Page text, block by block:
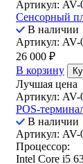
Артикул: AV-
Сенсорный
В наличии
Артикул: AV-
26 000 ₽
В корзину
Лучшая цена
Артикул: AV-
POS-
В наличии
Артикул: AV-
Процессор:
Intel Core i5